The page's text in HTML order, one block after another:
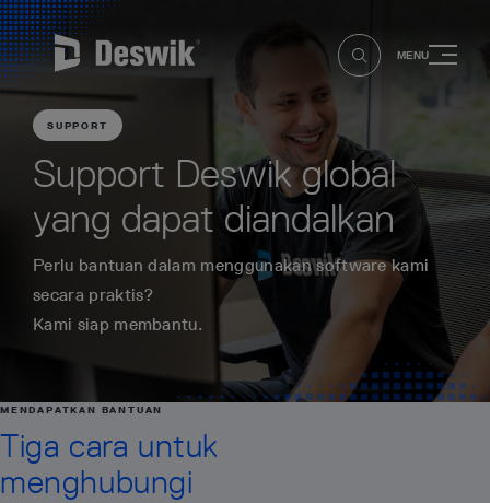
MENU
SUPPORT
Support Deswik global
yang dapat diandalkan
Perlu bantuan dalam menggunakan software kami
secara praktis?
Kami siap membantu.
MENDAPATKAN BANTUAN
Tiga cara untuk
menghubungi